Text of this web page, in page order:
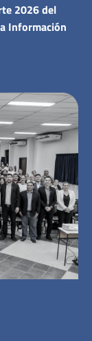
2026 del
Información